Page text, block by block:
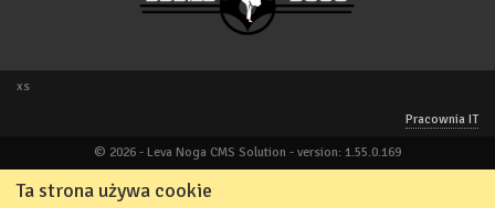
xs
Pracownia IT
© 2026 - Leva Noga CMS Solution - version: 1.55.0.169
Ta strona używa cookie